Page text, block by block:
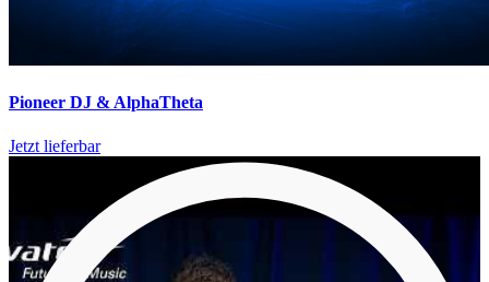
Pioneer DJ & AlphaTheta
Jetzt lieferbar